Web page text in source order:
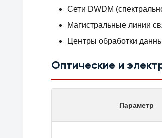
Сети DWDM
Магистральные линии
Центры обработки
Оптические и
Параметр